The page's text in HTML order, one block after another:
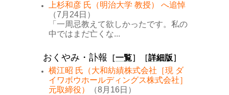
上杉和彦 氏（明治大学 教授） へ追悼
（7月24日）
「一周忌教えて欲しかったです。私の
中ではまだ亡くな...
おくやみ・訃報 ［一覧］［詳細版］
横江昭 氏（大和紡績株式会社［現 ダ
イワボウホールディングス株式会社］
元取締役）
（8月16日）